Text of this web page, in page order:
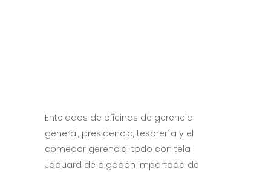
Entelados de oficinas de gerencia
general, presidencia, tesorería y el
comedor gerencial todo con tela
Jaquard de algodón importada de